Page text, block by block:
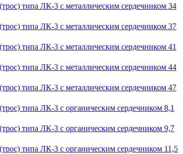
типа ЛК-3 с металлическим сердечником 34
типа ЛК-3 с металлическим сердечником 37
типа ЛК-3 с металлическим сердечником 41
типа ЛК-3 с металлическим сердечником 44
типа ЛК-3 с металлическим сердечником 47
типа ЛК-3 с органическим сердечником 8,1
типа ЛК-3 с органическим сердечником 9,7
типа ЛК-3 с органическим сердечником 11,5